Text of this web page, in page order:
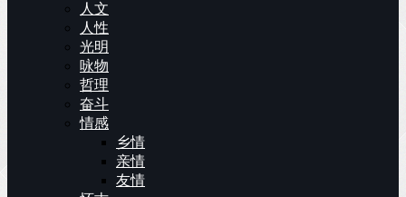
人文
人性
光明
咏物
哲理
奋斗
情感
乡情
亲情
友情